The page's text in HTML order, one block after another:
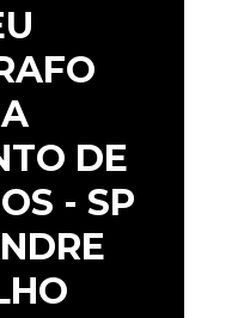
DE
- SP